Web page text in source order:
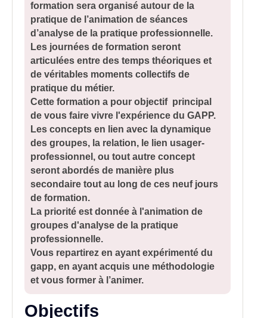
formation sera organisé autour de la
pratique de l’animation de séances
d’analyse de la pratique professionnelle.
Les journées de formation seront
articulées entre des temps théoriques et
de véritables moments collectifs de
pratique du métier.
Cette formation a pour objectif principal
de vous faire vivre l'expérience du GAPP.
Les concepts en lien avec la dynamique
des groupes, la relation, le lien usager-
professionnel, ou tout autre concept
seront abordés de manière plus
secondaire tout au long de ces neuf jours
de formation.
La priorité est donnée à l'animation de
groupes d'analyse de la pratique
professionnelle.
Vous repartirez en ayant expérimenté du
gapp, en ayant acquis une méthodologie
et vous former à l’animer.
Objectifs